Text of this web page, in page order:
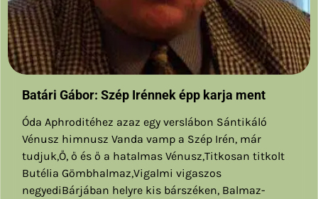
Batári Gábor: Szép Irénnek épp karja ment
Óda Aphroditéhez azaz egy verslábon Sántikáló
Vénusz himnusz Vanda vamp a Szép Irén, már
tudjuk,Ő, ő és ő a hatalmas Vénusz,Titkosan titkolt
Butélia Gömbhalmaz,Vigalmi vigaszos
negyediBárjában helyre kis bárszéken, Balmaz-